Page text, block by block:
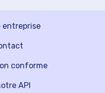
entreprise
API
conforme